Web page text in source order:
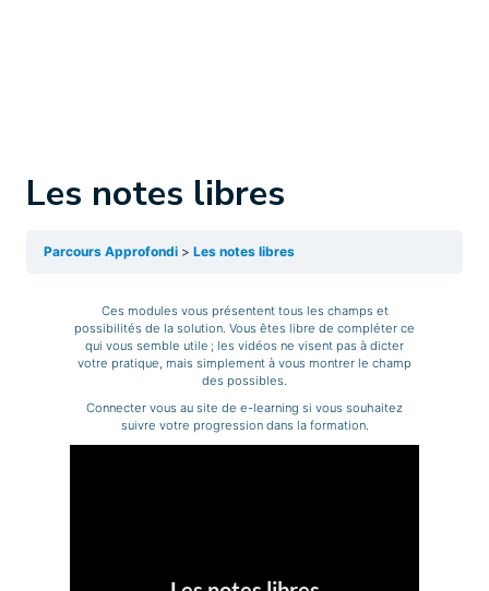
Les notes libres
Parcours Approfondi Les notes libres
Ces modules vous présentent tous les champs et
possibilités de la solution. Vous êtes libre de compléter ce
qui vous semble utile ; les vidéos ne visent pas à dicter
votre pratique, mais simplement à vous montrer le champ
des possibles.
Connecter vous au site de e-learning si vous souhaitez
suivre votre progression dans la formation.